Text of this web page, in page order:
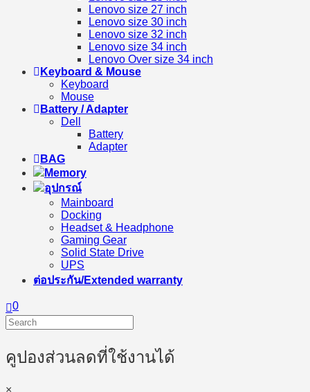
Lenovo size 27 inch
Lenovo size 30 inch
Lenovo size 32 inch
Lenovo size 34 inch
Lenovo Over size 34 inch
Keyboard & Mouse
Keyboard
Mouse
Battery / Adapter
Dell
Battery
Adapter
BAG
Memory
อุปกรณ์
Mainboard
Docking
Headset & Headphone
Gaming Gear
Solid State Drive
UPS
ต่อประกัน/Extended warranty
0
คูปองส่วนลดที่ใช้งานได้